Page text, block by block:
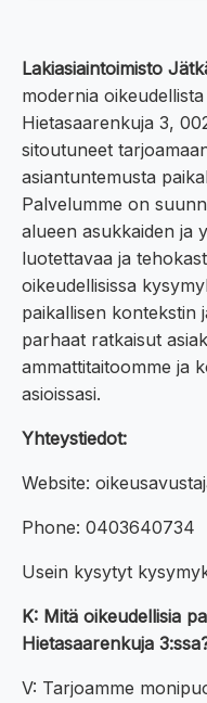
Lakiasiaintoimisto
modernia
Hietasaarenkuja 3,
sitoutuneet
asiantuntemusta
Palvelumme on
alueen asukkaiden ja
luotettavaa ja
oikeudellisissa
paikallisen kontekstin
parhaat ratkaisut
ammattitaitoomme ja
asioissasi.
Yhteystiedot:
Website:
Phone: 0403640734
Usein kysytyt
K: Mitä oikeudellisia
Hietasaarenkuja
V: Tarjoamme